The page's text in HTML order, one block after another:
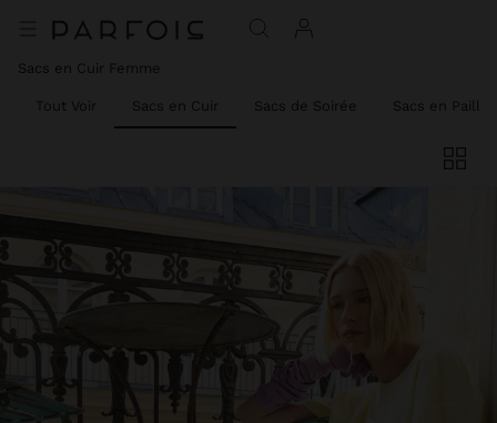
Sacs en Cuir Femme
Tout Voir Sacs en Cuir Sacs de Soirée Sacs en Paille